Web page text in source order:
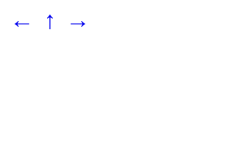
← ↑ →